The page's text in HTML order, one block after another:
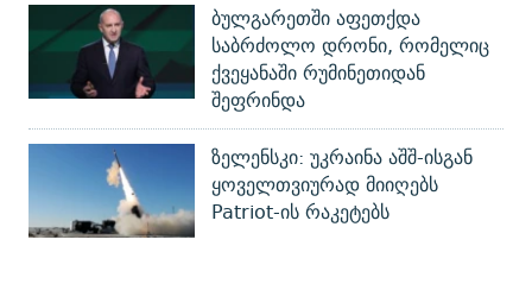
ბულგარეთში აფეთქდა
საბრძოლო დრონი, რომელიც
ქვეყანაში რუმინეთიდან
შეფრინდა
ზელენსკი: უკრაინა აშშ-ისგან
ყოველთვიურად მიიღებს
Patriot-ის რაკეტებს